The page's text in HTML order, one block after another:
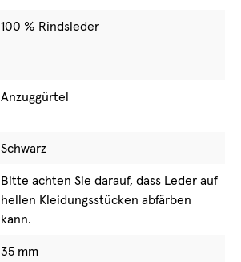
100 % Rindsleder
Anzuggürtel
Schwarz
Bitte achten Sie darauf, dass Leder auf
hellen Kleidungsstücken abfärben
kann.
35 mm